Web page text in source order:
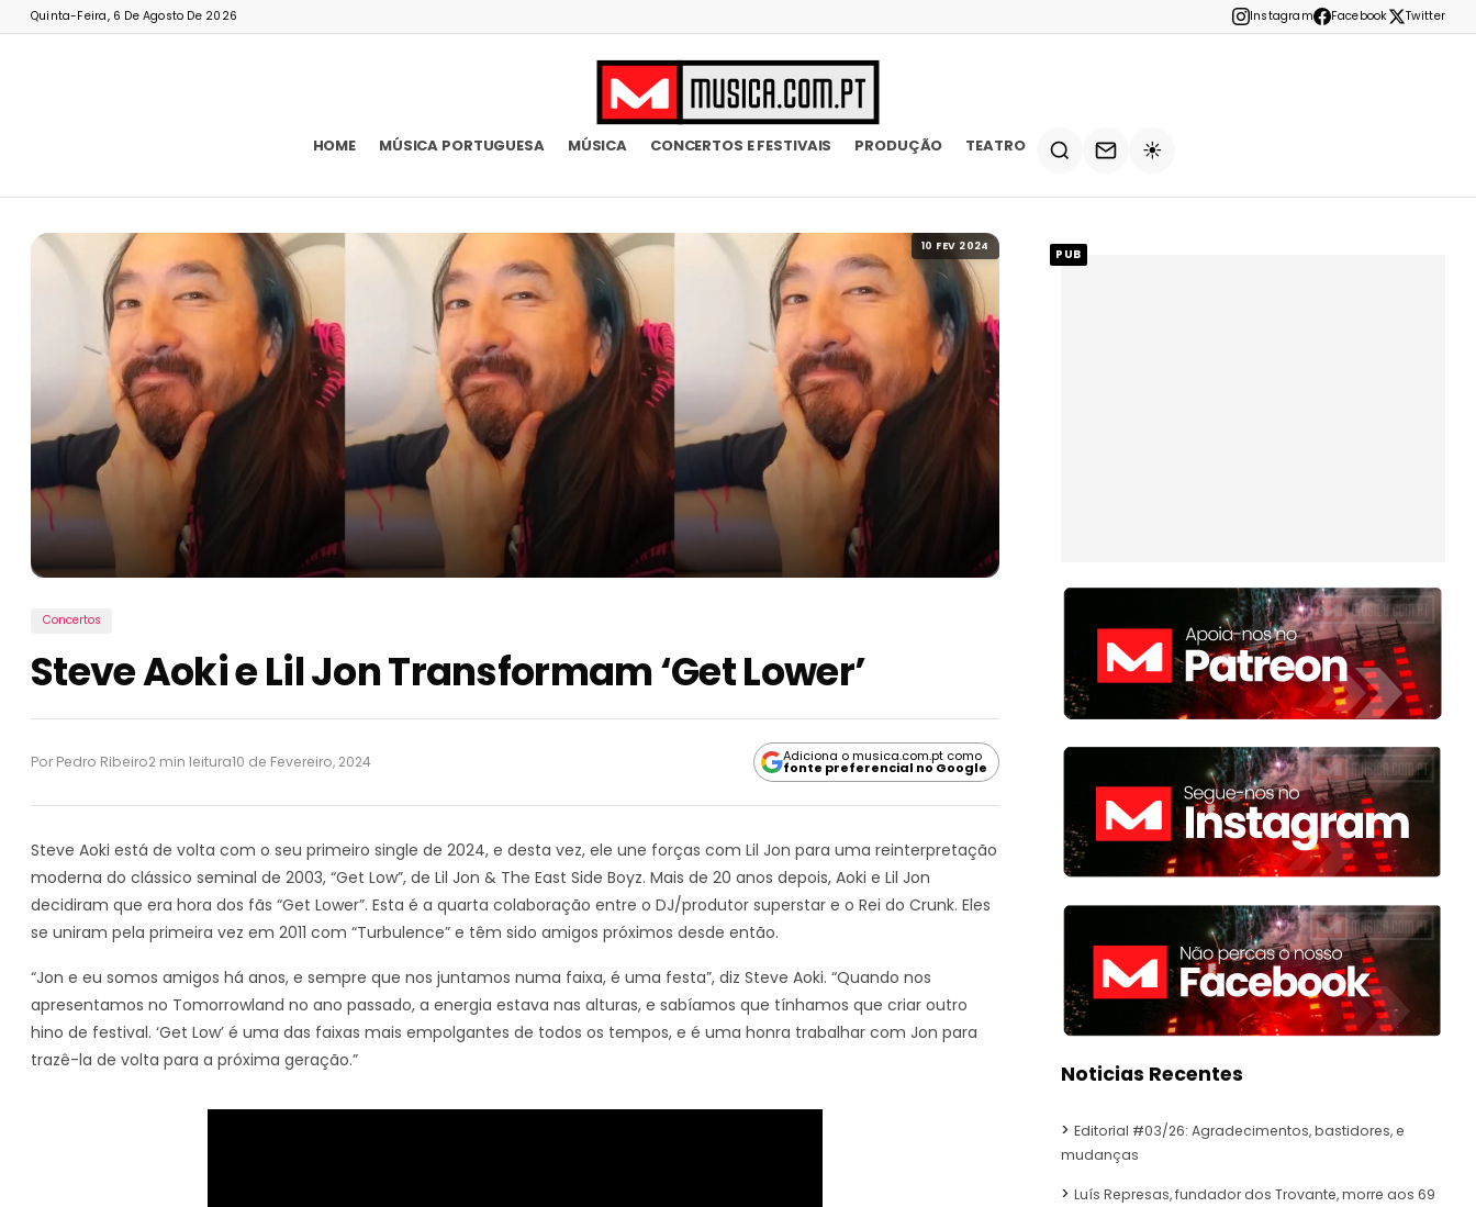
Quinta-Feira, 6 De Agosto De 2026 Instagram Facebook Twitter
HOME MÚSICA PORTUGUESA MÚSICA CONCERTOS E FESTIVAIS PRODUÇÃO TEATRO ☀️
10 FEV 2024
Concertos
Steve Aoki e Lil Jon Transformam ‘Get Lower’
Por Pedro Ribeiro2 min leitura10 de Fevereiro, 2024 Adiciona o musica.com.pt como
fonte preferencial no Google
Steve Aoki está de volta com o seu primeiro single de 2024, e desta vez, ele une forças com Lil Jon para uma reinterpretação
moderna do clássico seminal de 2003, “Get Low”, de Lil Jon & The East Side Boyz. Mais de 20 anos depois, Aoki e Lil Jon
decidiram que era hora dos fãs “Get Lower”. Esta é a quarta colaboração entre o DJ/produtor superstar e o Rei do Crunk. Eles
se uniram pela primeira vez em 2011 com “Turbulence” e têm sido amigos próximos desde então.
“Jon e eu somos amigos há anos, e sempre que nos juntamos numa faixa, é uma festa”, diz Steve Aoki. “Quando nos
apresentamos no Tomorrowland no ano passado, a energia estava nas alturas, e sabíamos que tínhamos que criar outro
hino de festival. ‘Get Low’ é uma das faixas mais empolgantes de todos os tempos, e é uma honra trabalhar com Jon para
trazê-la de volta para a próxima geração.”
PUB
Noticias Recentes
Editorial #03/26: Agradecimentos, bastidores, e
mudanças
Luís Represas, fundador dos Trovante, morre aos 69